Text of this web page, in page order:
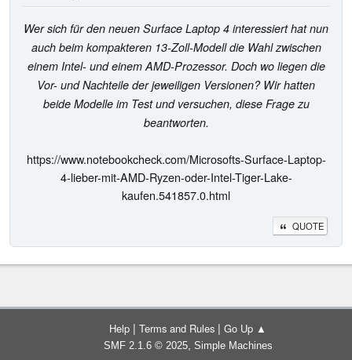
Wer sich für den neuen Surface Laptop 4 interessiert hat nun
auch beim kompakteren 13-Zoll-Modell die Wahl zwischen
einem Intel- und einem AMD-Prozessor. Doch wo liegen die
Vor- und Nachteile der jeweiligen Versionen? Wir hatten
beide Modelle im Test und versuchen, diese Frage zu
beantworten.
https://www.notebookcheck.com/Microsofts-Surface-Laptop-
4-lieber-mit-AMD-Ryzen-oder-Intel-Tiger-Lake-
kaufen.541857.0.html
QUOTE
Help | Terms and Rules | Go Up ▲
SMF 2.1.6 © 2025, Simple Machines